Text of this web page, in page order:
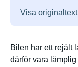
Visa originaltext
Bilen har ett rejält
därför vara